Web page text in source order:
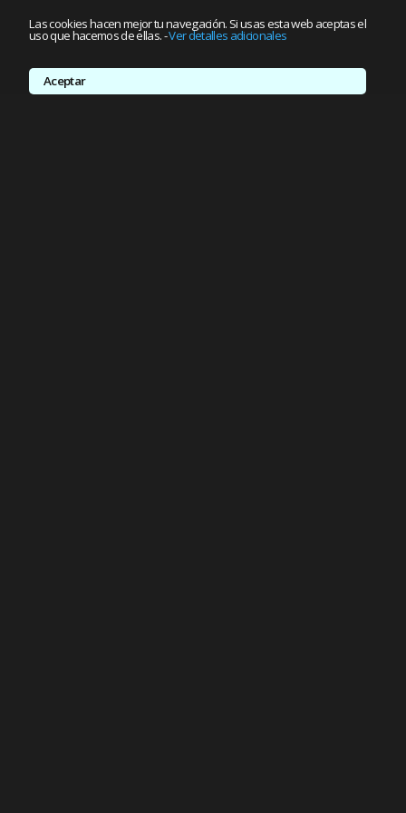
Las cookies hacen mejor tu navegación. Si usas esta web aceptas el
uso que hacemos de ellas.-Ver detalles adicionales
Aceptar